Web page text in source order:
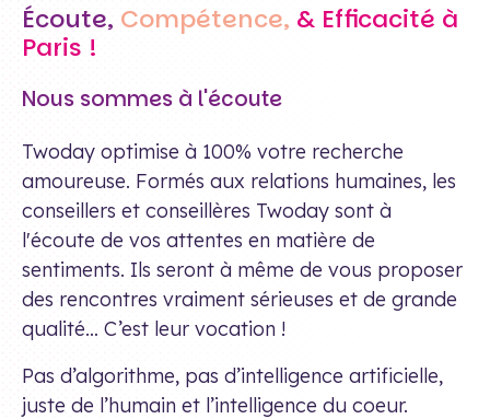
Écoute, Compétence, & Efficacité à
Paris !
Nous sommes à l'écoute
Twoday optimise à 100% votre recherche
amoureuse. Formés aux relations humaines, les
conseillers et conseillères Twoday sont à
l'écoute de vos attentes en matière de
sentiments. Ils seront à même de vous proposer
des rencontres vraiment sérieuses et de grande
qualité… C’est leur vocation !
Pas d’algorithme, pas d’intelligence artificielle,
juste de l’humain et l’intelligence du coeur.